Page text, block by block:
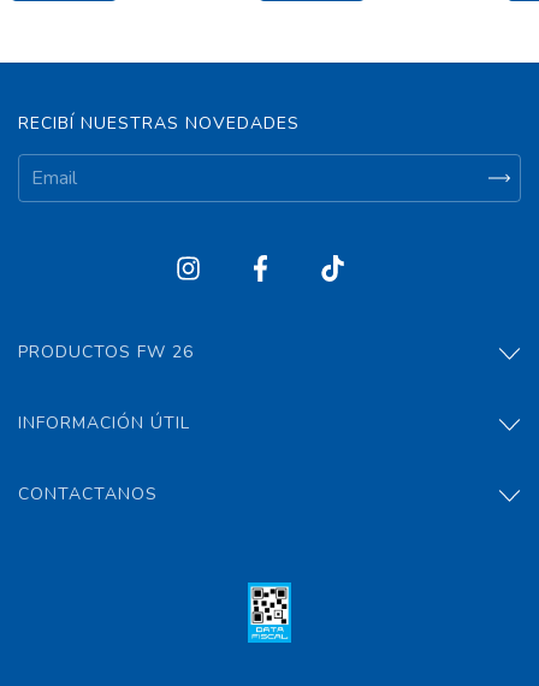
RECIBÍ NUESTRAS NOVEDADES
PRODUCTOS FW 26
INFORMACIÓN ÚTIL
CONTACTANOS